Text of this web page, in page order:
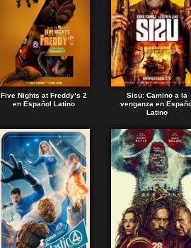
Five Nights at Freddy’s 2
en Español Latino
Sisu: Camino a la
venganza en
Latino